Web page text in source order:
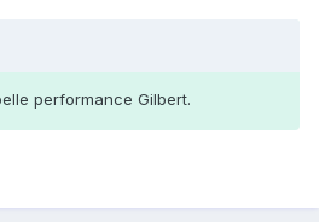
performance Gilbert.